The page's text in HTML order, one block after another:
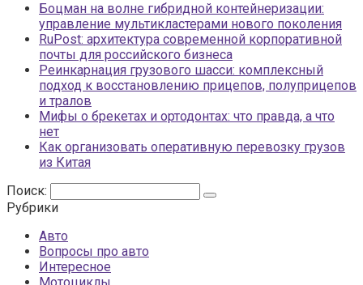
Боцман на волне гибридной контейнеризации:
управление мультикластерами нового поколения
RuPost: архитектура современной корпоративной
почты для российского бизнеса
Реинкарнация грузового шасси: комплексный
подход к восстановлению прицепов, полуприцепов
и тралов
Мифы о брекетах и ортодонтах: что правда, а что
нет
Как организовать оперативную перевозку грузов
из Китая
Поиск:
Рубрики
Авто
Вопросы про авто
Интересное